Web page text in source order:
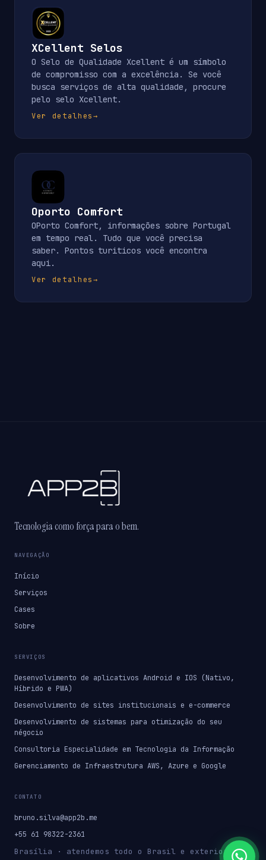
XCellent Selos
O Selo de Qualidade Xcellent é um símbolo
de compromisso com a excelência. Se você
busca serviços de alta qualidade, procure
pelo selo Xcellent.
Ver detalhes→
Oporto Comfort
OPorto Comfort, informações sobre Portugal
em tempo real. Tudo que você precisa
saber. Pontos turiticos você encontra
aqui.
Ver detalhes→
Tecnologia como força para o bem.
NAVEGAÇÃO
Início
Serviços
Cases
Sobre
SERVIÇOS
Desenvolvimento de aplicativos Android e IOS (Nativo,
Híbrido e PWA)
Desenvolvimento de sites institucionais e e-commerce
Desenvolvimento de sistemas para otimização do seu
négocio
Consultoria Especialidade em Tecnologia da Informação
Gerenciamento de Infraestrutura AWS, Azure e Google
CONTATO
bruno.silva@app2b.me
+55 61 98322-2361
Brasília · atendemos todo o Brasil e exterior